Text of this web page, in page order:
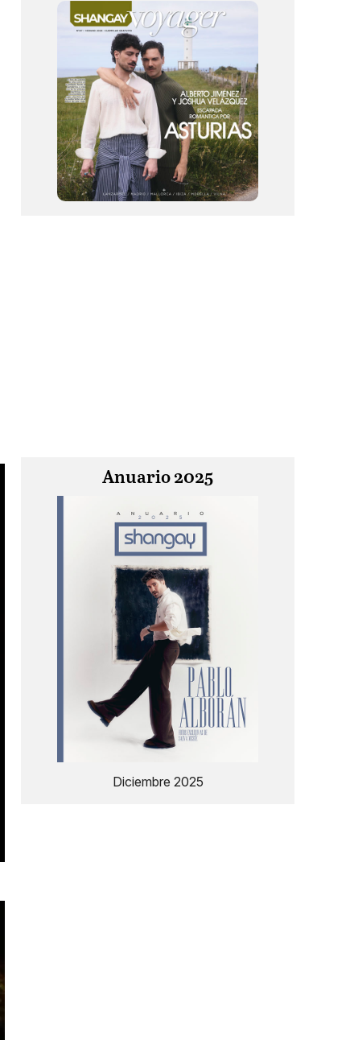
Anuario 2025
Diciembre 2025